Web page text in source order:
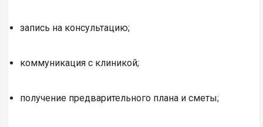
запись на консультацию;
коммуникация с клиникой;
получение предварительного плана и сметы;